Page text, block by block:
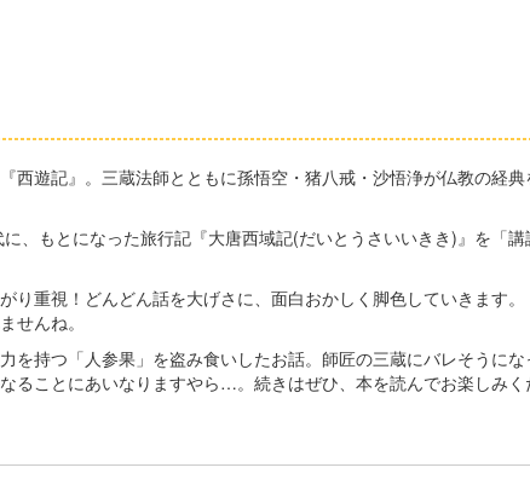
遊記』。三蔵法師とともに孫悟空・猪八戒・沙悟浄が仏教の経
、もとになった旅行記『大唐西域記(だいとうさいいきき)』を「
り重視！どんどん話を大げさに、面白おかしく脚色していきます
せんね。
を持つ「人参果」を盗み食いしたお話。師匠の三蔵にバレそうに
ることにあいなりますやら…。続きはぜひ、本を読んでお楽しみく